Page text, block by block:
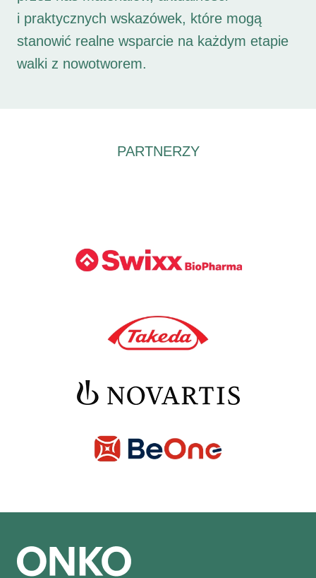
i praktycznych wskazówek, które mogą
stanowić realne wsparcie na każdym etapie
walki z nowotworem.
PARTNERZY